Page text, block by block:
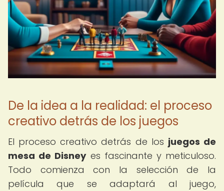
De la idea a la realidad: el proceso
creativo detrás de los juegos
El proceso creativo detrás de los juegos de
mesa de Disneyes fascinante y meticuloso.
Todo comienza con la selección de la
película que se adaptará al juego,